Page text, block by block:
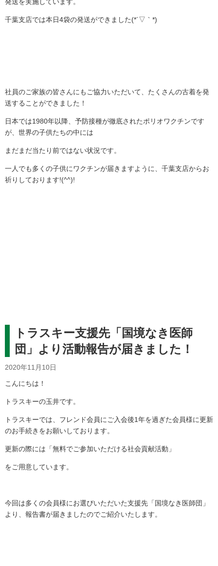
千葉支店では本日4袋の発送ができました(*´▽｀*)
社員のご家族の皆さんにもご協力いただいて、たくさんの古着を発
送することができました！
日本では1980年以降、予防接種が徹底されたポリオワクチンです
が、世界の子供たちの中には
まだまだ当たり前ではない状況です。
一人でも多くの子供にワクチンが届きますように、千葉支店からお
祈りしております!(^^)!
トラスキー支援先「国境なき医師
団」より活動報告が届きました！
2020年11月10日
こんにちは！
トラスキーの玉井です。
トラスキーでは、フレンド会員にご入会後1年を過ぎた会員様に更新
のお手続きをお願いしており ます。
更新の際には「無料でご参加いただける社会貢献活動」
をご用意しています。
今回は多くの会員様にお選びいただいた支援先「国境なき医師団」
より、報告書が届きましたのでご紹介いたします。